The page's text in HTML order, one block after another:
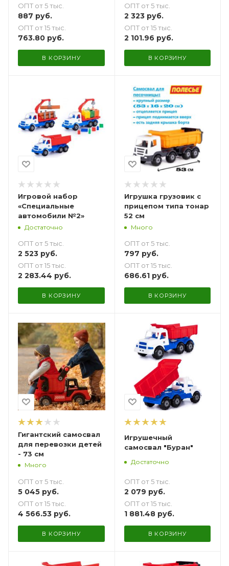
ОПТ от 5 тыс.
887 руб.
ОПТ от 15 тыс.
763.80 руб.
В КОРЗИНУ
ОПТ от 5 тыс.
2 323руб.
ОПТ от 15 тыс.
2 101.96 руб.
В КОРЗИНУ
Игровой набор
«Специальные
автомобили №2»
Достаточно
ОПТ от 5 тыс.
2 523 руб.
ОПТ от 15 тыс.
2 283.44 руб.
В КОРЗИНУ
Игрушка грузовик с
прицепом типа тонар
52 см
Много
ОПТ от 5 тыс.
797 руб.
ОПТ от 15 тыс.
686.61руб.
В КОРЗИНУ
Гигантский самосвал
для перевозки детей
- 73 см
Много
ОПТ от 5 тыс.
5 045 руб.
ОПТ от 15 тыс.
4 566.53 руб.
В КОРЗИНУ
Игрушечный
самосвал "Буран"
Достаточно
ОПТ от 5 тыс.
2 079 руб.
ОПТ от 15 тыс.
1 881.48руб.
В КОРЗИНУ